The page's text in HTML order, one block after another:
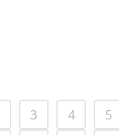
3 4 5